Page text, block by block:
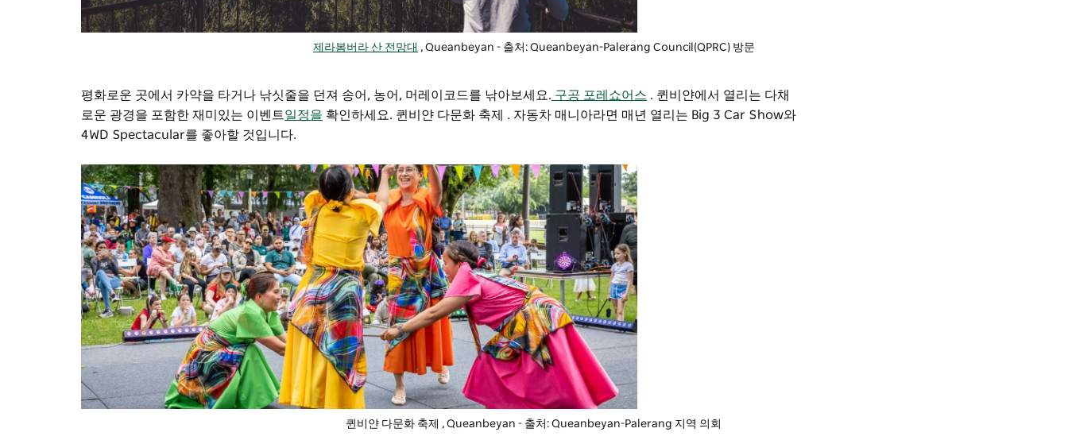
제라봄버라 산 전망대 , Queanbeyan - 출처: Queanbeyan-Palerang Council(QPRC) 방문
평화로운 곳에서 카약을 타거나 낚싯줄을 던져 송어, 농어, 머레이코드를 낚아보세요. 구공 포레쇼어스 . 퀸비얀에서 열리는 다채
로운 광경을 포함한 재미있는 이벤트일정을 확인하세요. 퀸비얀 다문화 축제 . 자동차 매니아라면 매년 열리는 Big 3 Car Show와
4WD Spectacular를 좋아할 것입니다.
퀸비얀 다문화 축제 , Queanbeyan - 출처: Queanbeyan-Palerang 지역 의회